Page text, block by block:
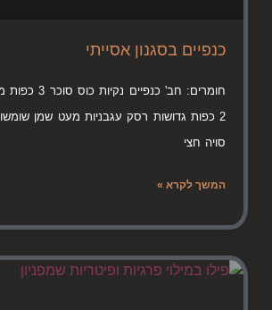
כנפיים בסגנון אסייתי
2 כפות גדושות רסק עגבניות מעט שמן
סויה חצי
המשך לקרא »